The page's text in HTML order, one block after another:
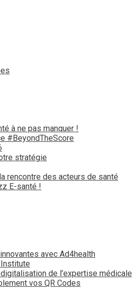
à ne pas manquer !
#BeyondTheScore
stratégie
rencontre des acteurs de santé
E-santé !
avec Ad4health
de l’expertise médicale
vos QR Codes